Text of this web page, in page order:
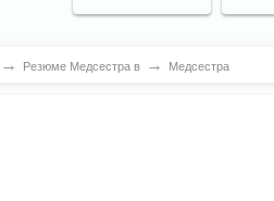
→ Резюме Медсестра в → Медсестра